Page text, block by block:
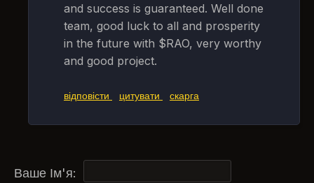
and success is guaranteed. Well done
team, good luck to all and prosperity
in the future with $RAO, very worthy
and good project.
відповісти цитувати скарга
Ваше Ім'я: